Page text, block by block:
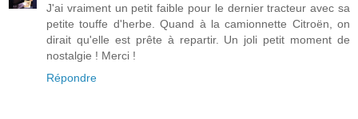
J'ai vraiment un petit faible pour le dernier tracteur avec sa
petite touffe d'herbe. Quand à la camionnette Citroën, on
dirait qu'elle est prête à repartir. Un joli petit moment de
nostalgie ! Merci !
Répondre